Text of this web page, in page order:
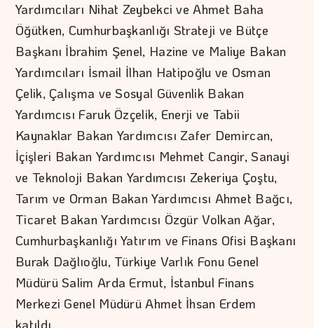
Yardımcıları Nihat Zeybekci ve Ahmet Baha
Öğütken, Cumhurbaşkanlığı Strateji ve Bütçe
Başkanı İbrahim Şenel, Hazine ve Maliye Bakan
Yardımcıları İsmail İlhan Hatipoğlu ve Osman
Çelik, Çalışma ve Sosyal Güvenlik Bakan
Yardımcısı Faruk Özçelik, Enerji ve Tabii
Kaynaklar Bakan Yardımcısı Zafer Demircan,
İçişleri Bakan Yardımcısı Mehmet Cangir, Sanayi
ve Teknoloji Bakan Yardımcısı Zekeriya Çoştu,
Tarım ve Orman Bakan Yardımcısı Ahmet Bağcı,
Ticaret Bakan Yardımcısı Özgür Volkan Ağar,
Cumhurbaşkanlığı Yatırım ve Finans Ofisi Başkanı
Burak Dağlıoğlu, Türkiye Varlık Fonu Genel
Müdürü Salim Arda Ermut, İstanbul Finans
Merkezi Genel Müdürü Ahmet İhsan Erdem